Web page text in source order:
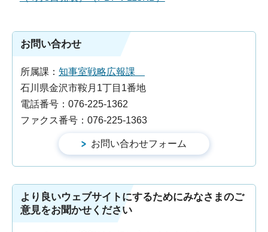
お問い合わせ
所属課： 知事室戦略広報課
石川県金沢市鞍月1丁目1番地
電話番号：076-225-1362
ファクス番号：076-225-1363
より良いウェブサイトにするためにみなさまのご
意見をお聞かせください